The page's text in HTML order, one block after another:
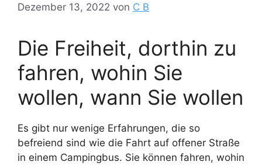
Dezember 13, 2022 von C B
Die Freiheit, dorthin zu
fahren, wohin Sie
wollen, wann Sie wollen
Es gibt nur wenige Erfahrungen, die so
befreiend sind wie die Fahrt auf offener Straße
in einem Campingbus. Sie können fahren, wohin